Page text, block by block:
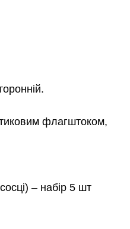
флагштоком,
– набір 5 шт